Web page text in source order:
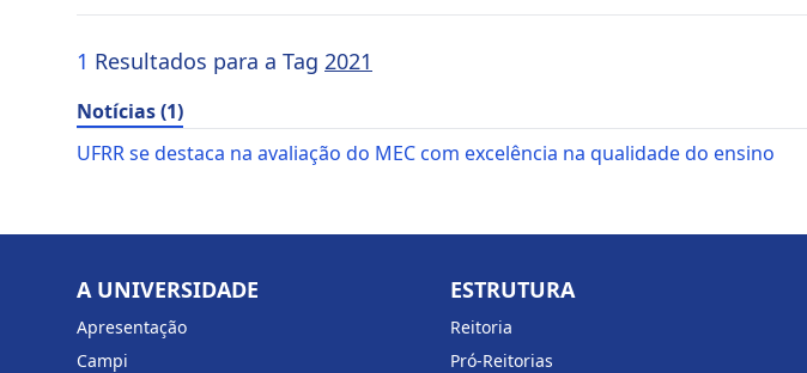
1 Resultados para a Tag 2021
Notícias (1)
UFRR se destaca na avaliação do MEC com excelência na qualidade do ensino
A UNIVERSIDADE
Apresentação
Campi
ESTRUTURA
Reitoria
Pró-Reitorias